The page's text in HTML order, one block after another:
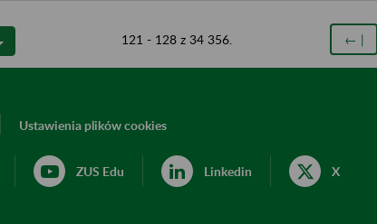
121 - 128 z 34 356. ← |
Ustawienia plików cookies
ZUS Edu Linkedin X